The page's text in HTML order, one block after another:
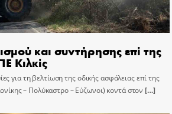
και συντήρησης επί της
Κιλκίς
για τη βελτίωση της οδικής ασφάλειας επί της
– Πολύκαστρο – Εύζωνοι) κοντά στον […]